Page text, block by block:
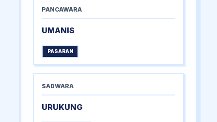
PANCAWARA
UMANIS
PASARAN
SADWARA
URUKUNG